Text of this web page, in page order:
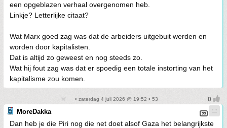
een opgeblazen verhaal overgenomen heb.
Linkje? Letterlijke citaat?
Wat Marx goed zag was dat de arbeiders uitgebuit werden en
worden door kapitalisten.
Dat is altijd zo geweest en nog steeds zo.
Wat hij fout zag was dat er spoedig een totale instorting van het
kapitalisme zou komen.
• zaterdag 4 juli 2026 @ 19:52 • 53
MoreDakka
Dan heb je die Piri nog die net doet alsof Gaza het belangrijkste